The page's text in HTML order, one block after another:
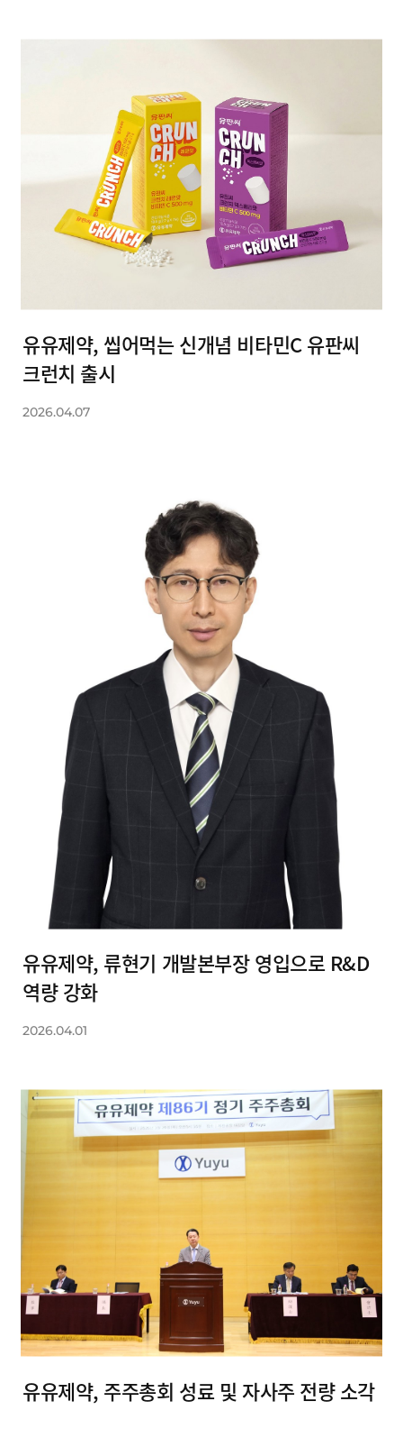
유유제약, 씹어먹는 신개념 비타민C 유판씨
크런치 출시
2026.04.07
유유제약, 류현기 개발본부장 영입으로 R&D
역량 강화
2026.04.01
유유제약, 주주총회 성료 및 자사주 전량 소각